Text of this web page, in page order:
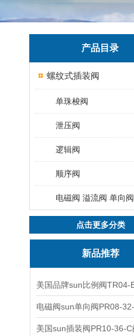
产品目录
螺纹式插装阀
单珠梭阀
泄压阀
逻辑阀
顺序阀
电磁阀 溢流阀 单向阀
点击更多分类
新品推荐